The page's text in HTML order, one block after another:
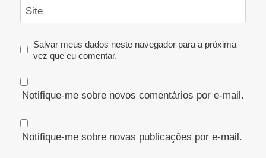
Site
Salvar meus dados neste navegador para a próxima
vez que eu comentar.
Notifique-me sobre novos comentários por e-mail.
Notifique-me sobre novas publicações por e-mail.